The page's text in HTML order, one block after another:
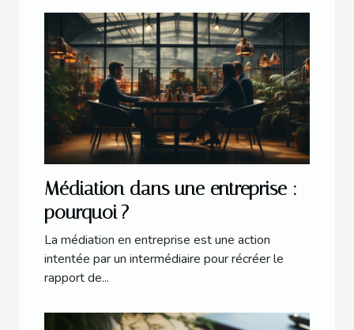
Médiation dans une entreprise :
pourquoi ?
La médiation en entreprise est une action
intentée par un intermédiaire pour récréer le
rapport de...